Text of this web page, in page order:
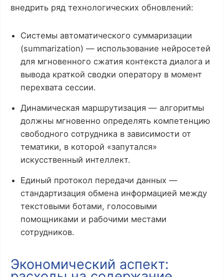
внедрить ряд технологических обновлений:
Системы автоматического суммаризации
(summarization) — использование нейросетей
для мгновенного сжатия контекста диалога и
вывода краткой сводки оператору в момент
перехвата сессии.
Динамическая маршрутизация — алгоритмы
должны мгновенно определять компетенцию
свободного сотрудника в зависимости от
тематики, в которой «запутался»
искусственный интеллект.
Единый протокол передачи данных —
стандартизация обмена информацией между
текстовыми ботами, голосовыми
помощниками и рабочими местами
сотрудников.
Экономический аспект: